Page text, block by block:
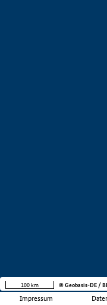
Impressum
100 km © Geobasis-DE /